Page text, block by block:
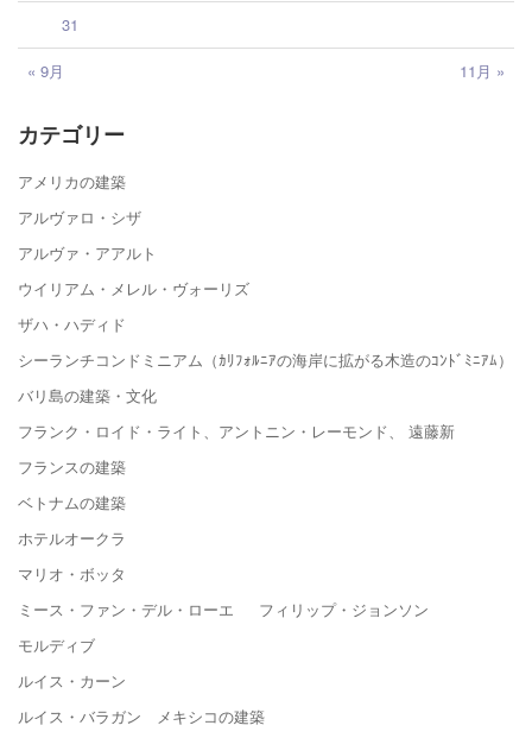
« 9月 11月 »
31
カテゴリー
アメリカの建築
アルヴァロ・シザ
アルヴァ・アアルト
ウイリアム・メレル・ヴォーリズ
ザハ・ハディド
シーランチコンドミニアム（ｶﾘﾌｫﾙﾆｱの海岸に拡がる木造のｺﾝﾄﾞﾐﾆｱﾑ）
バリ島の建築・文化
フランク・ロイド・ライト、アントニン・レーモンド、 遠藤新
フランスの建築
ベトナムの建築
ホテルオークラ
マリオ・ボッタ
ミース・ファン・デル・ローエ フィリップ・ジョンソン
モルディブ
ルイス・カーン
ルイス・バラガン メキシコの建築